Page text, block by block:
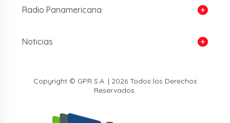
Radio Panamericana
Noticias
Copyright © GPR S.A. | 2026 Todos los Derechos
Reservados.